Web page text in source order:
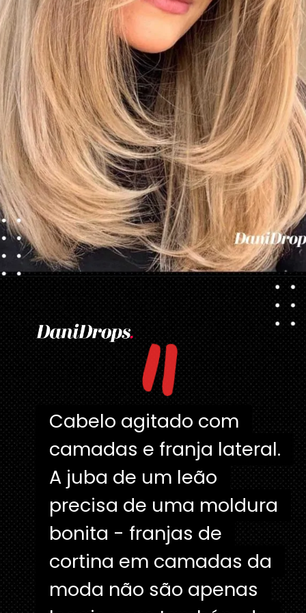
Opening "
Cabelo agitado com
camadas e franja lateral.
A juba de um leão
precisa de uma moldura
bonita - franjas de
cortina em camadas da
moda não são apenas
Cabelo agitado com
camadas e franja lateral.
A juba de um leão
precisa de uma moldura
bonita - franjas de
cortina em camadas da
moda não são apenas